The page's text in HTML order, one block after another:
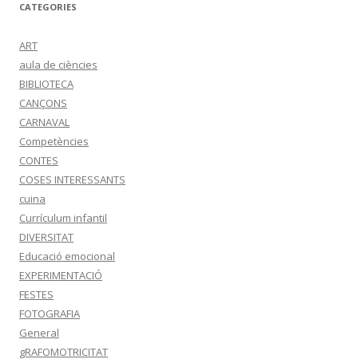
CATEGORIES
ART
aula de ciències
BIBLIOTECA
CANÇONS
CARNAVAL
Competències
CONTES
COSES INTERESSANTS
cuina
Currículum infantil
DIVERSITAT
Educació emocional
EXPERIMENTACIÓ
FESTES
FOTOGRAFIA
General
gRAFOMOTRICITAT